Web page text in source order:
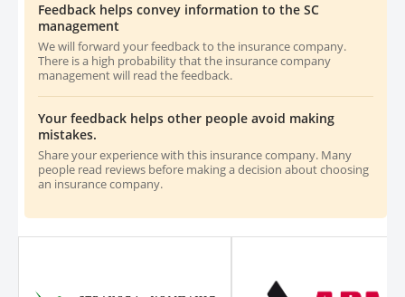
Feedback helps convey information to the SC
management
We will forward your feedback to the insurance company.
There is a high probability that the insurance company
management will read the feedback.
Your feedback helps other people avoid making
mistakes.
Share your experience with this insurance company. Many
people read reviews before making a decision about choosing
an insurance company.